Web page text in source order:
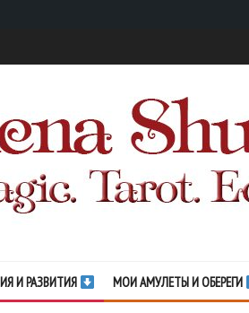
И РАЗВИТИЯ МОИ АМУЛЕТЫ И ОБЕРЕГИ